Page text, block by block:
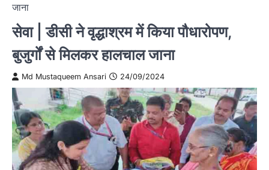
जाना
सेवा | डीसी ने वृद्धाश्रम में किया पौधारोपण,
बुजुर्गों से मिलकर हालचाल जाना
Md Mustaqueem Ansari 24/09/2024